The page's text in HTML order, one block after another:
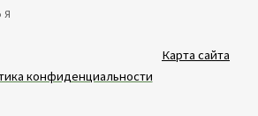
Я
Карта сайта
конфиденциальности